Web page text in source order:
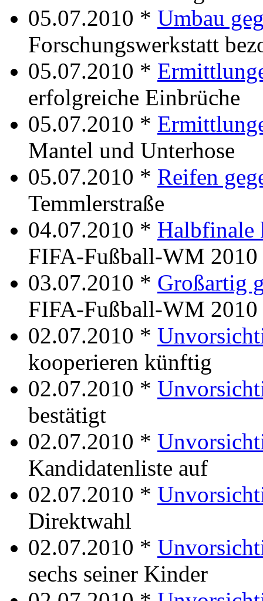
05.07.2010 * Umbau
Forschungswerkstatt
05.07.2010 *
erfolgreiche Einbrüche
05.07.2010 *
Mantel und Unterhose
05.07.2010 * Reifen
Temmlerstraße
04.07.2010 * Halbfinale
FIFA-Fußball-WM 2010
03.07.2010 * Großartig
FIFA-Fußball-WM 2010
02.07.2010 *
kooperieren künftig
02.07.2010 *
bestätigt
02.07.2010 *
Kandidatenliste auf
02.07.2010 *
Direktwahl
02.07.2010 *
sechs seiner Kinder